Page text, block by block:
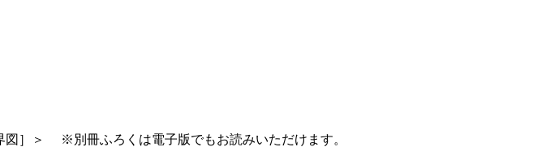
図］＞ ※別冊ふろくは電子版でもお読みいただけます。